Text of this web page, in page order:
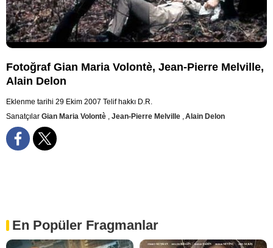
Fotoğraf Gian Maria Volontè, Jean-Pierre Melville,
Alain Delon
Eklenme tarihi 29 Ekim 2007 Telif hakkı D.R.
Sanatçılar Gian Maria Volontè , Jean-Pierre Melville ,Alain Delon
En Popüler Fragmanlar